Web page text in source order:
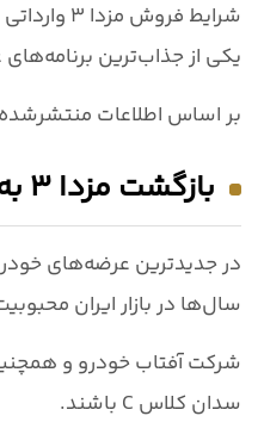
شرایط فروش مزدا 3 وارداتی مدل 2025
یکی از جذاب‌ترین
بر اساس اطلاعات منتشرشده، مزدا 3
بازگشت مزدا 3 به بازار ایران؛ سدان محبوب ژاپنی دوباره در دسترس
در جدیدترین عرضه‌های
سال‌ها در بازار ایران
شرکتآفتاب خودرو و
سدان کلاس C باشند.